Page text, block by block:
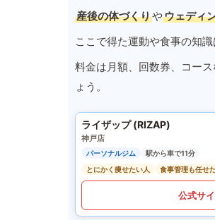
産後の体づくりやウェディ
ここで得た運動や食事の知
料金は月額、回数券、コー
ょう。
ライザップ (RIZAP)
神戸店
パーソナルジム
駅から車で11分
とにかく痩せたい人
食事管理も任せ
公式サ